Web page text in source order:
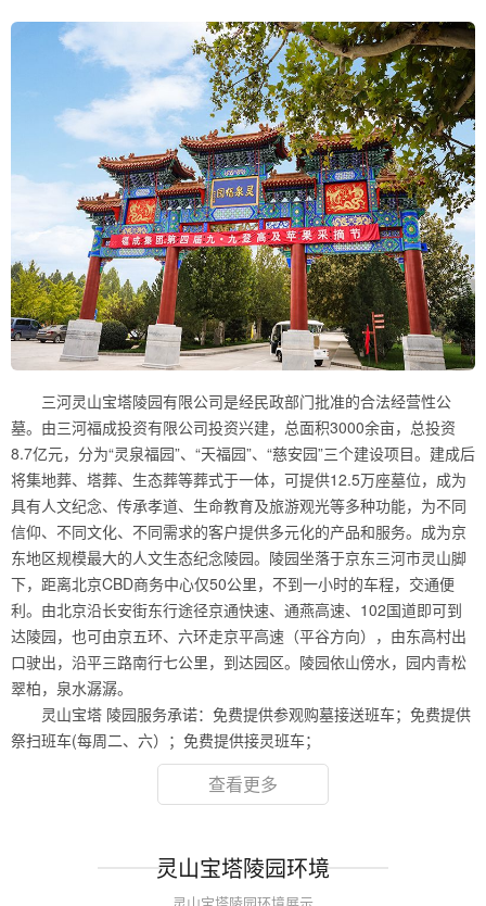
三河灵山宝塔陵园有限公司是经民政部门批准的合法经营性公
墓。由三河福成投资有限公司投资兴建，总面积3000余亩，总投资
8.7亿元，分为“灵泉福园”、“天福园”、“慈安园”三个建设项目。建成后
将集地葬、塔葬、生态葬等葬式于一体，可提供12.5万座墓位，成为
具有人文纪念、传承孝道、生命教育及旅游观光等多种功能，为不同
信仰、不同文化、不同需求的客户提供多元化的产品和服务。成为京
东地区规模最大的人文生态纪念陵园。陵园坐落于京东三河市灵山脚
下，距离北京CBD商务中心仅50公里，不到一小时的车程，交通便
利。由北京沿长安街东行途径京通快速、通燕高速、102国道即可到
达陵园，也可由京五环、六环走京平高速（平谷方向），由东高村出
口驶出，沿平三路南行七公里，到达园区。陵园依山傍水，园内青松
翠柏，泉水潺潺。
灵山宝塔 陵园服务承诺：免费提供参观购墓接送班车；免费提供
祭扫班车(每周二、六）；免费提供接灵班车；
查看更多
灵山宝塔陵园环境